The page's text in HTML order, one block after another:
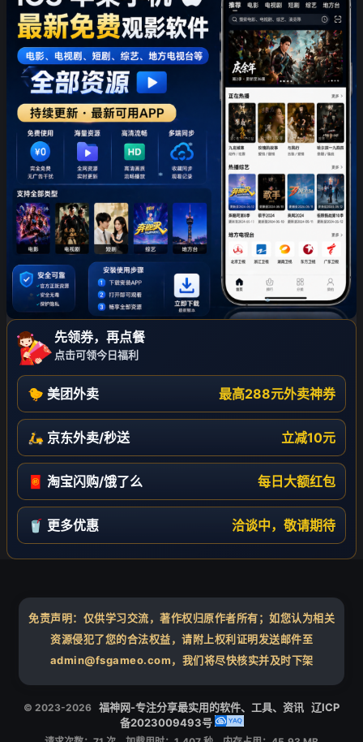
先领券，再点餐
点击可领今日福利
🐤 美团外卖 最高288元外卖神券
🛵 京东外卖/秒送 立减10元
🧧 淘宝闪购/饿了么 每日大额红包
🥤 更多优惠 洽谈中，敬请期待
免责声明：仅供学习交流，著作权归原作者所有；如您认为相关
资源侵犯了您的合法权益，请附上权利证明发送邮件至
admin@fsgameo.com，我们将尽快核实并及时下架
© 2023-2026 福神网-专注分享最实用的软件、工具、资讯 辽ICP
备2023009493号